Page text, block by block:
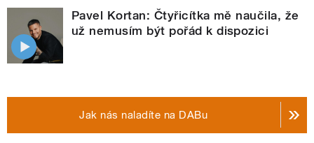
Pavel Kortan: Čtyřicítka mě naučila, že
už nemusím být pořád k dispozici
Jak nás naladíte na DABu